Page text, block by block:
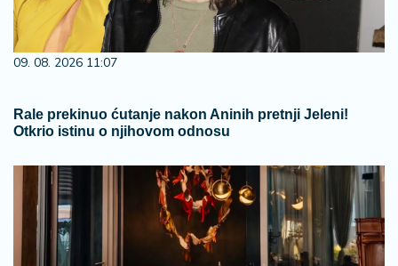
09. 08. 2026 11:07
Rale prekinuo ćutanje nakon Aninih pretnji Jeleni!
Otkrio istinu o njihovom odnosu